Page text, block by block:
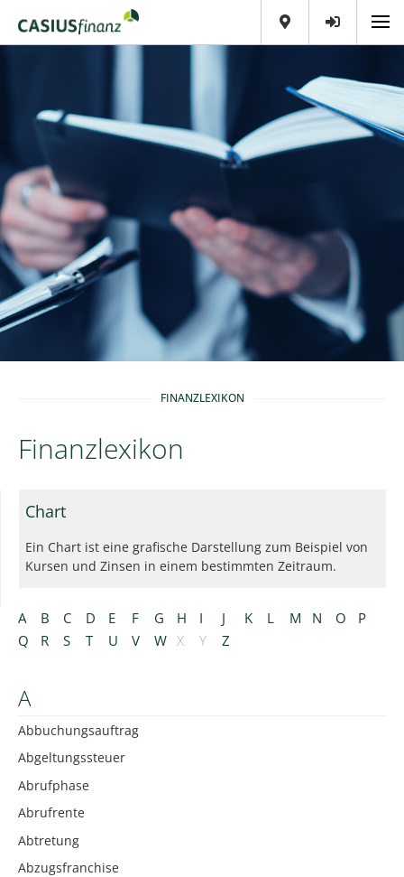
FINANZLEXIKON
Finanzlexikon
A B C D E F G H I J K L M N O
P
Q
R S T U V W X Y Z
A
Abbuchungsauftrag
Abgeltungssteuer
Abrufphase
Abrufrente
Abtretung
Abzugsfranchise
Chart
Ein Chart ist eine grafische Darstellung zum Beispiel von
Kursen und Zinsen in einem bestimmten Zeitraum.